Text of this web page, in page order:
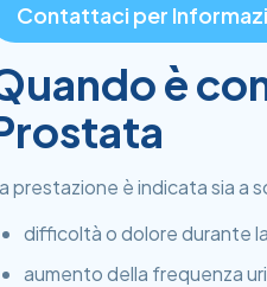
Contattaci per
è
prestazione è indicata sia a
difficoltà o dolore durante
aumento della frequenza